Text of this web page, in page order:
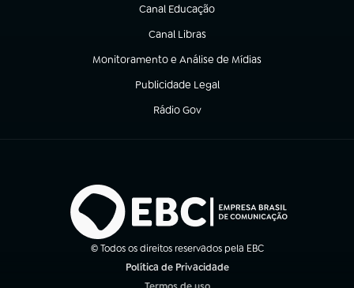
Canal Educação
(abre em nova aba)
Canal Libras
(abre em nova aba)
Monitoramento e Análise de Mídias
(abre em nova aba)
Publicidade Legal
(abre em nova aba)
Rádio Gov
(abre em nova aba)
© Todos os direitos reservados pela EBC
Política de Privacidade